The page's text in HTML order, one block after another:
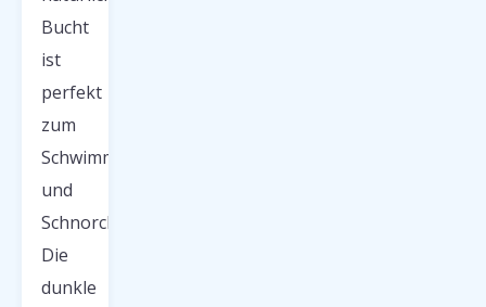
Bucht
ist
perfekt
zum
Schwimmen
und
Schnorcheln.
Die
dunkle